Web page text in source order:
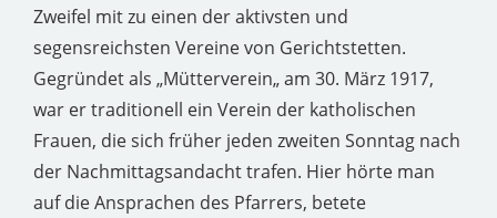
Zweifel mit zu einen der aktivsten und
segensreichsten Vereine von Gerichtstetten.
Gegründet als „Mütterverein„ am 30. März 1917,
war er traditionell ein Verein der katholischen
Frauen, die sich früher jeden zweiten Sonntag nach
der Nachmittagsandacht trafen. Hier hörte man
auf die Ansprachen des Pfarrers, betete